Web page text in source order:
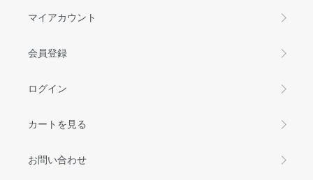
マイアカウント
会員登録
ログイン
カートを見る
お問い合わせ